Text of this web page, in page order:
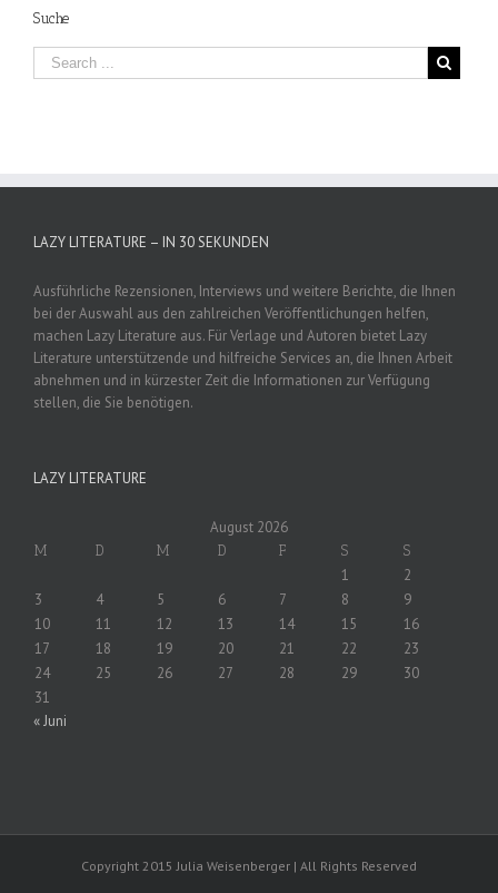
Suche
LAZY LITERATURE – IN 30 SEKUNDEN
Ausführliche Rezensionen, Interviews und weitere Berichte, die Ihnen
bei der Auswahl aus den zahlreichen Veröffentlichungen helfen,
machen Lazy Literature aus. Für Verlage und Autoren bietet Lazy
Literature unterstützende und hilfreiche Services an, die Ihnen Arbeit
abnehmen und in kürzester Zeit die Informationen zur Verfügung
stellen, die Sie benötigen.
LAZY LITERATURE
August 2026
M D M D F S S
1
2
3
4 5 6 7 8
9
10
11 12 13 14 15
16
17
18 19 20 21 22
23
24
25 26 27 28 29
30
31
« Juni
Copyright 2015 Julia Weisenberger | All Rights Reserved